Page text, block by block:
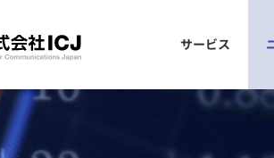
サービス
使プラットフォーム